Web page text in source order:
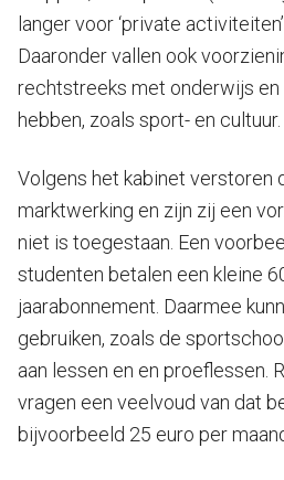
langer voor ‘private
Daaronder vallen ook
rechtstreeks met onderwijs en
hebben, zoals sport- en cultuur.
Volgens het kabinet verstoren
marktwerking en zijn zij een
niet is toegestaan. Een
studenten betalen een kleine
jaarabonnement. Daarmee
gebruiken, zoals de
aan lessen en en proeflessen.
vragen een veelvoud van dat
bijvoorbeeld 25 euro per